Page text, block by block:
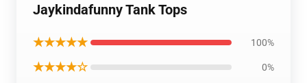
Jaykindafunny Tank Tops
★★★★★ 100%
★★★★☆ 0%